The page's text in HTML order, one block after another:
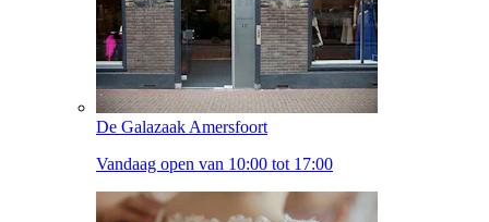
De Galazaak Amersfoort
Vandaag open van 10:00 tot 17:00